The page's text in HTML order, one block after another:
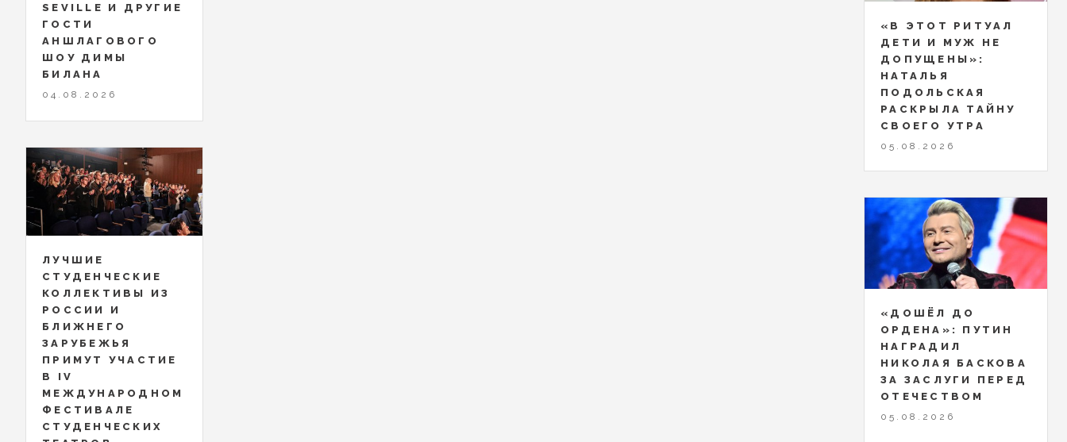
SEVILLE И ДРУГИЕ
ГОСТИ
АНШЛАГОВОГО
ШОУ ДИМЫ
БИЛАНА
04.08.2026
ЛУЧШИЕ
СТУДЕНЧЕСКИЕ
КОЛЛЕКТИВЫ ИЗ
РОССИИ И
БЛИЖНЕГО
ЗАРУБЕЖЬЯ
ПРИМУТ УЧАСТИЕ
В IV
МЕЖДУНАРОДНОМ
ФЕСТИВАЛЕ
СТУДЕНЧЕСКИХ
«В ЭТОТ РИТУАЛ
ДЕТИ И МУЖ НЕ
ДОПУЩЕНЫ»:
НАТАЛЬЯ
ПОДОЛЬСКАЯ
РАСКРЫЛА ТАЙНУ
СВОЕГО УТРА
05.08.2026
«ДОШЁЛ ДО
ОРДЕНА»: ПУТИН
НАГРАДИЛ
НИКОЛАЯ БАСКОВА
ЗА ЗАСЛУГИ ПЕРЕД
ОТЕЧЕСТВОМ
05.08.2026